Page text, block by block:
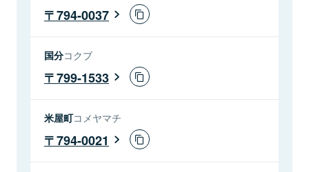
794-0037
国分コクブ
799-1533
米屋町コメヤマチ
794-0021